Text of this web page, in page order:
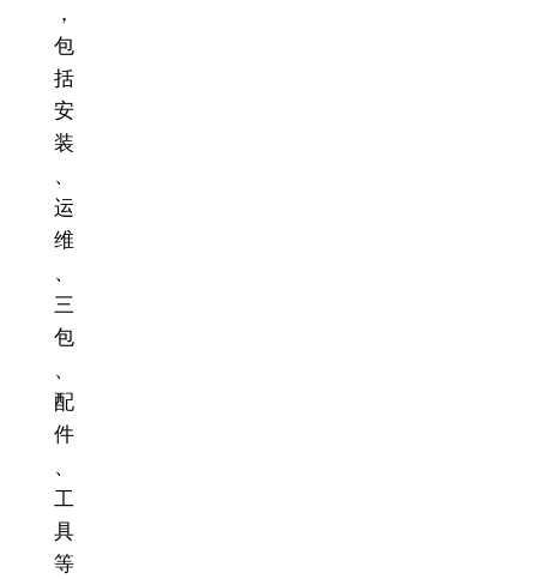
，
包
括
安
装
、
运
维
、
三
包
、
配
件
、
工
具
等